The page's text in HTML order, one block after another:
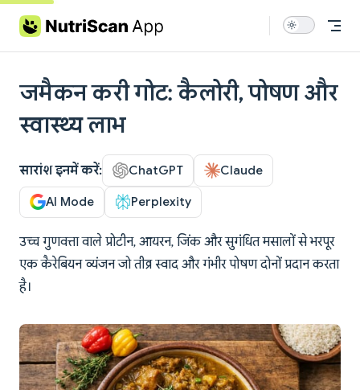
Skip to content
जमैकन करी गोट: कैलोरी, पोषण और
स्वास्थ्य लाभ
सारांश इनमें करें: ChatGPT Claude
AI Mode Perplexity
उच्च गुणवत्ता वाले प्रोटीन, आयरन, जिंक और सुगंधित मसालों से भरपूर
एक कैरेबियन व्यंजन जो तीव्र स्वाद और गंभीर पोषण दोनों प्रदान करता
है।